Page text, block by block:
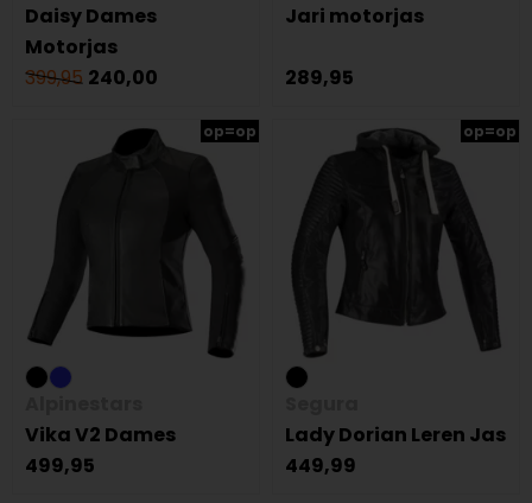
Daisy Dames
Motorjas
399,95 240,00
Jari motorjas
289,95
op=op
Vika V2 Dames
499,95
op=op
Lady Dorian Leren Jas
449,99